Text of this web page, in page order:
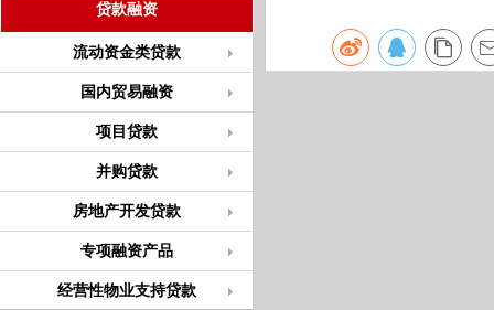
贷款融资
流动资金类贷款
国内贸易融资
项目贷款
并购贷款
房地产开发贷款
专项融资产品
经营性物业支持贷款